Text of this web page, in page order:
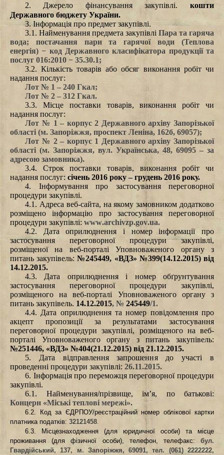
2. Джерело фінансування закупівлі. кошти
Державного бюджету України.
3. Інформація про предмет закупівлі.
3.1. Найменування предмета закупівлі Пара та гаряча
вода; постачання пари та гарячої води (Теплова
енергія) − код Державного класифікатора продукції та
послуг 016:2010 − 35.30.1;
3.2. Кількість товарів або обсяг виконання робіт чи
надання послуг:
Лот № 1 – 240 Гкал;
Лот № 2 – 312 Гкал.
3.3. Місце поставки товарів, виконання робіт чи
надання послуг:
Лот № 1 – корпус 2 Державного архіву Запорізької
області (м. Запоріжжя, проспект Леніна, 162б, 69057);
Лот № 2 – корпус 1 Державного архіву Запорізької
області (м. Запоріжжя, вул. Українська, 48, 69095 – за
адресою замовника).
3.4. Строк поставки товарів, виконання робіт чи
надання послуг: січень 2016 року – грудень 2016 року.
4. Інформування про застосування переговорної
процедури закупівлі.
4.1. Адреса веб-сайта, на якому замовником додатково
розміщено інформацію про застосування переговорної
процедури закупівлі: www.archivzp.gov.ua.
4.2. Дата оприлюднення і номер інформації про
застосування переговорної процедури закупівлі,
розміщеної на веб-порталі Уповноваженого органу з
питань закупівель:№245449, «ВДЗ» №399(14.12.2015) від
14.12.2015.
4.3. Дата оприлюднення і номер обґрунтування
застосування переговорної процедури закупівлі,
розміщеного на веб-порталі Уповноваженого органу з
питань закупівель. 14.12.2015, № 245449/1.
4.4. Дата оприлюднення та номер повідомлення про
акцепт пропозиції за результатами застосування
переговорної процедури закупівлі, розміщеного на веб-
порталі Уповноваженого органу з питань закупівель:
№251446, «ВДЗ» №404(21.12.2015) від 21.12.2015.
5. Дата відправлення запрошення до участі в
проведенні процедури закупівлі: 26.11.2015.
6. Інформація про переможця переговорної процедури
закупівлі.
6.1. Найменування/прізвище, ім’я, по батькові:
Концерн «Міські теплові мережі».
6.2. Код за ЄДРПОУ/реєстраційний номер облікової картки
платника податків: 32121458
6.3. Місцезнаходження (для юридичної особи) та місце
проживання (для фізичної особи), телефон, телефакс:бул.
Гвардійський, 137, м. Запоріжжя, 69091,тел. (061) 2222222,